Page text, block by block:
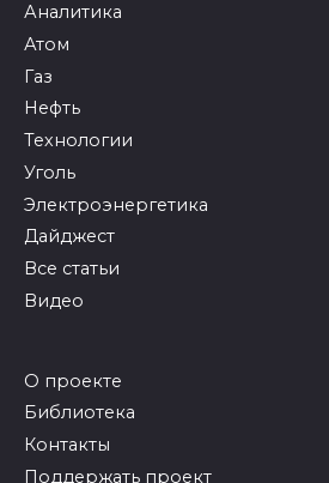
Аналитика
Атом
Газ
Нефть
Технологии
Уголь
Электроэнергетика
Дайджест
Все статьи
Видео
О проекте
Библиотека
Контакты
Поддержать проект